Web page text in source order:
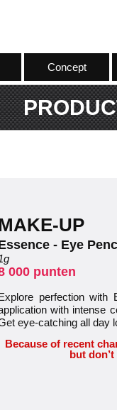
Concept
UP
- Eye
000 punten
perfection with
with intense
eye-catching all day
Because of recent
but